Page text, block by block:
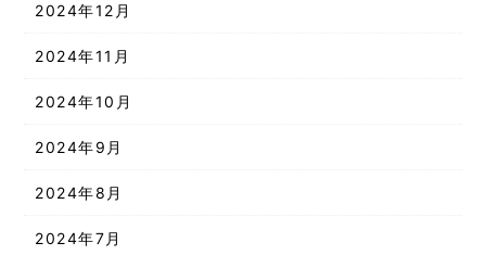
2024年12月
2024年11月
2024年10月
2024年9月
2024年8月
2024年7月